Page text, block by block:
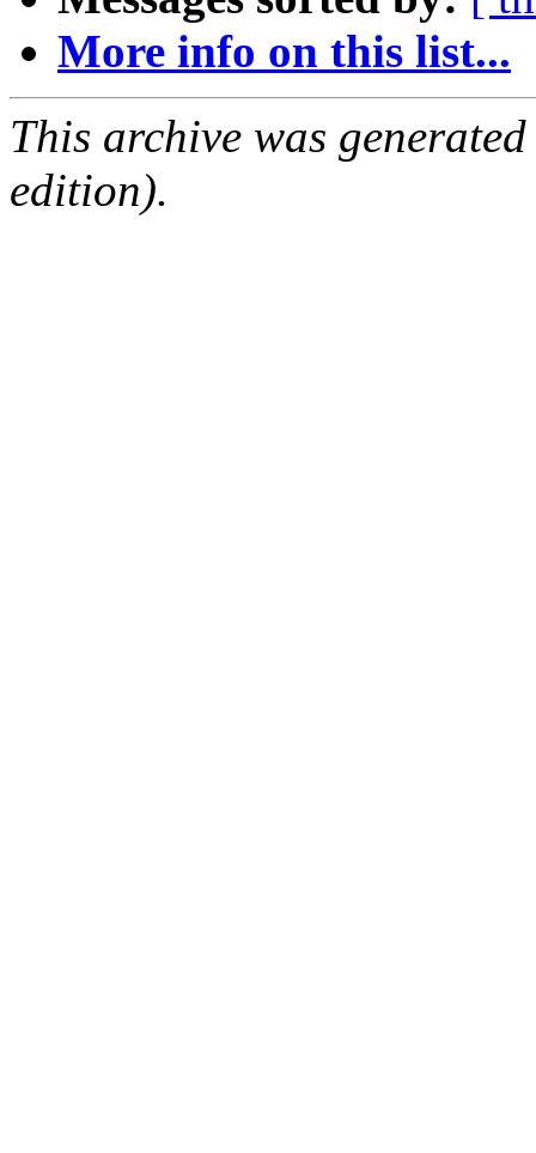
More info on this list...
This archive was
edition).